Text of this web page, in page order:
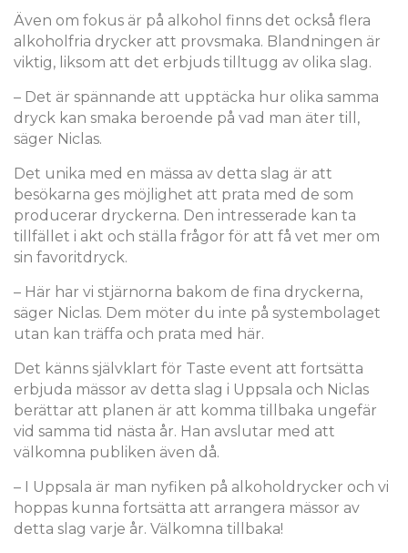
Även om fokus är på alkohol finns det också flera
alkoholfria drycker att provsmaka. Blandningen är
viktig, liksom att det erbjuds tilltugg av olika slag.
– Det är spännande att upptäcka hur olika samma
dryck kan smaka beroende på vad man äter till,
säger Niclas.
Det unika med en mässa av detta slag är att
besökarna ges möjlighet att prata med de som
producerar dryckerna. Den intresserade kan ta
tillfället i akt och ställa frågor för att få vet mer om
sin favoritdryck.
– Här har vi stjärnorna bakom de fina dryckerna,
säger Niclas. Dem möter du inte på systembolaget
utan kan träffa och prata med här.
Det känns självklart för Taste event att fortsätta
erbjuda mässor av detta slag i Uppsala och Niclas
berättar att planen är att komma tillbaka ungefär
vid samma tid nästa år. Han avslutar med att
välkomna publiken även då.
– I Uppsala är man nyfiken på alkoholdrycker och vi
hoppas kunna fortsätta att arrangera mässor av
detta slag varje år. Välkomna tillbaka!